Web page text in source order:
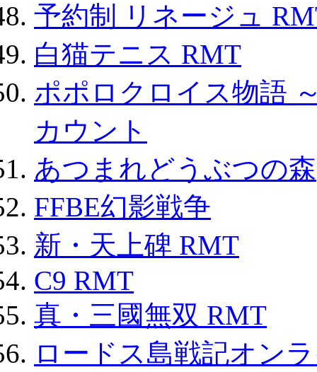
予約制 リネージュ
白猫テニス RMT
ポポロクロイス物語
カウント
あつまれどうぶつの森
FFBE幻影戦争
新・天上碑 RMT
C9 RMT
真・三國無双 RMT
ロードス島戦記オン